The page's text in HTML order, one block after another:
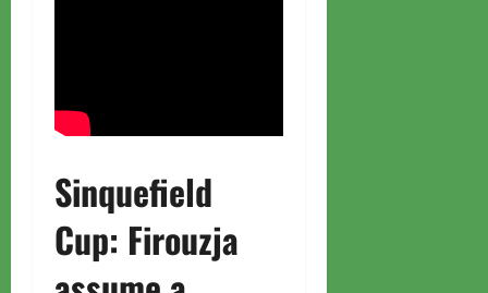
Sinquefield
Cup: Firouzja